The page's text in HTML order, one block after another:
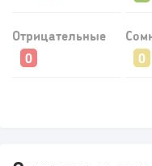
Отрицательные